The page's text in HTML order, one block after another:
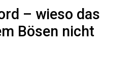
– wieso das
Bösen nicht